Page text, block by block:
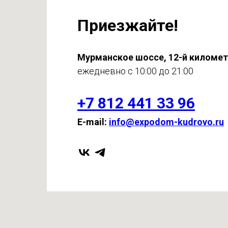
Приезжайте!
Мурманское шоссе, 12-й
ежедневно с 10:00 до 21:00
+7 812 441 33 96
E-mail: info@expodom-kudrovo.ru